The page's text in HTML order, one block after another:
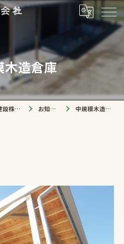
木造倉庫
大多喜町の工務店なら平林建設株式会社 お知らせ 中規模木造倉庫